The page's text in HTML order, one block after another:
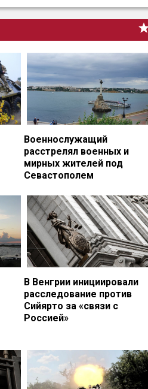
Военнослужащий
расстрелял военных и
мирных жителей под
Севастополем
В Венгрии инициировали
расследование против
Сийярто за «связи с
Россией»